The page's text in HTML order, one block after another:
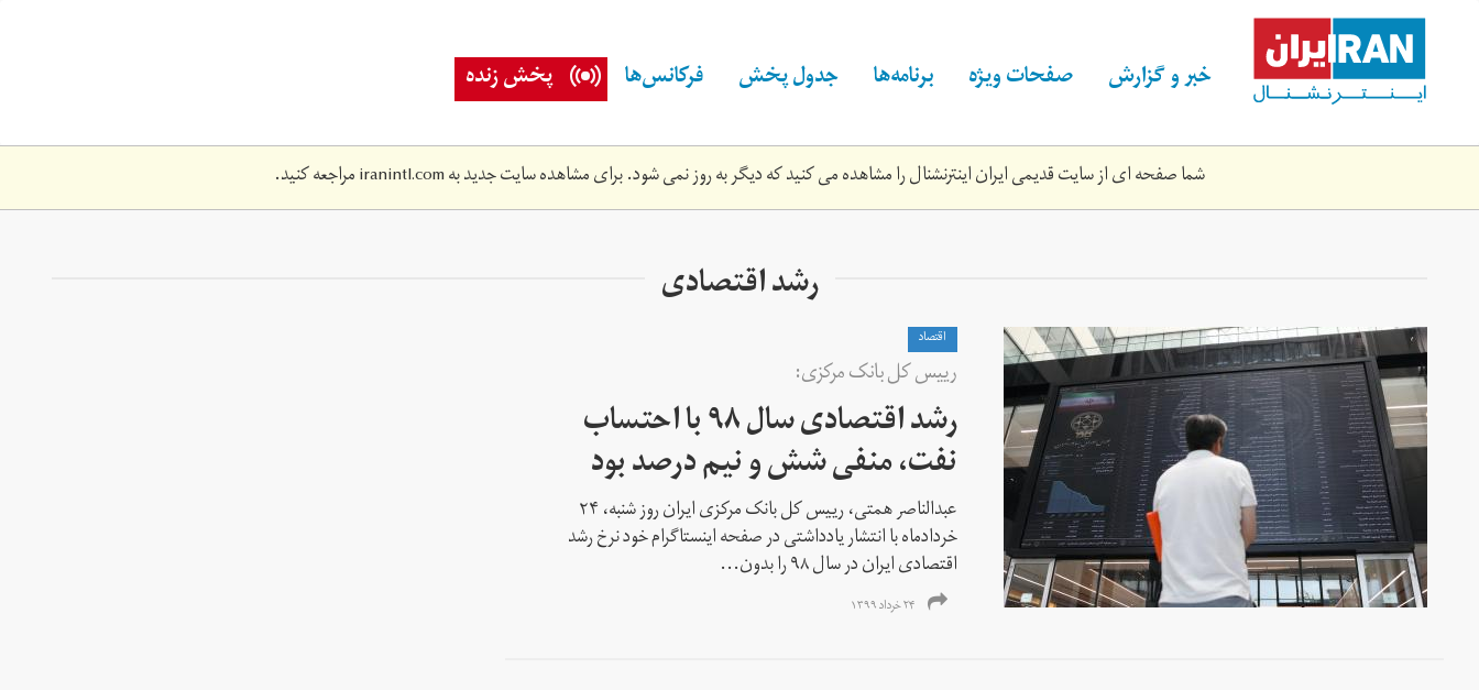
content خبر و گزارش صفحات ویژه برنامه‌ها جدول پخش فرکانس‌ها پخش زنده
شما صفحه ای از سایت قدیمی ایران اینترنشنال را مشاهده می کنید که دیگر به روز نمی شود. برای مشاهده سایت جدید بهiranintl.comمراجعه کنید.
رشد اقتصادی
اقتصاد
رییس کل بانک مرکزی:
رشد اقتصادی سال ۹۸ با احتساب
نفت، منفی شش و نیم درصد بود
عبدالناصر همتی، رییس کل بانک مرکزی ایران روز شنبه، ۲۴
خردادماه با انتشار یادداشتی در صفحه اینستاگرام خود نرخ رشد
اقتصادی ایران در سال ۹۸ را بدون...
۲۴ خرداد ۱۳۹۹